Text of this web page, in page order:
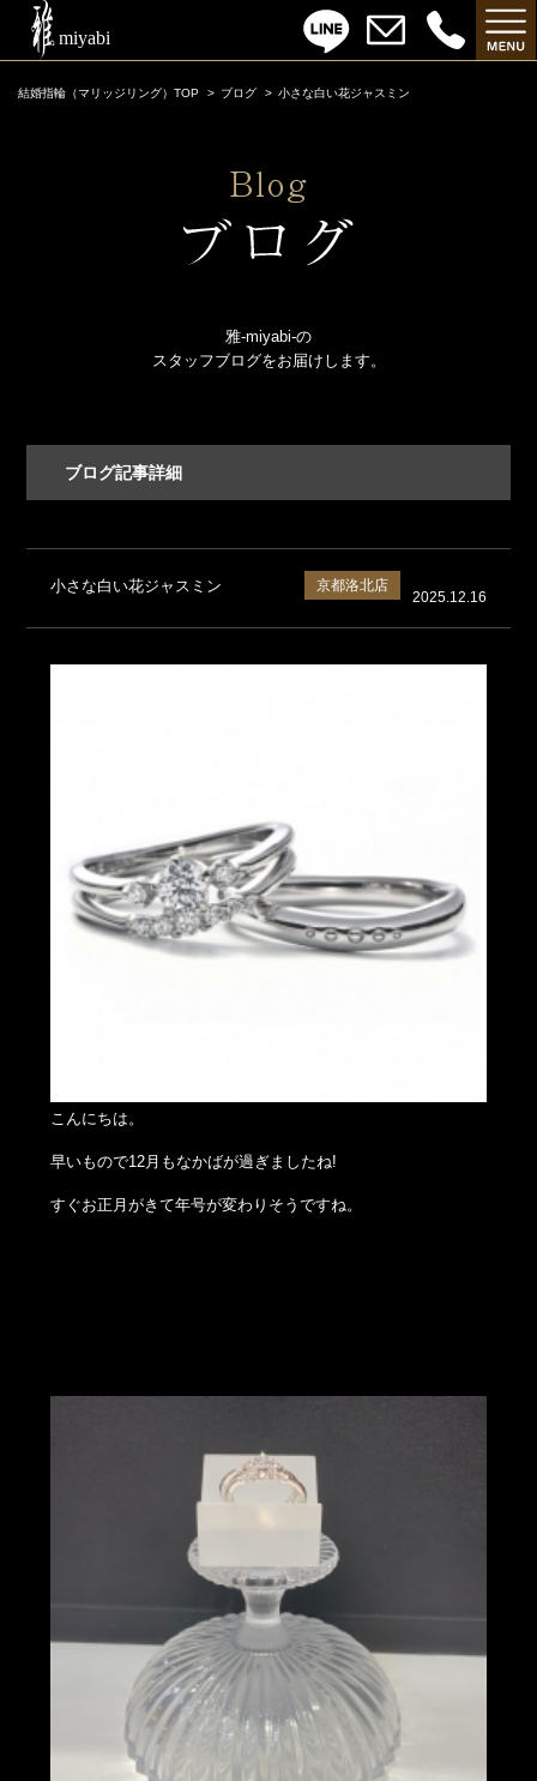
結婚指輪（マリッジリング）TOP ブログ 小さな白い花ジャスミン
雅-miyabi-の
スタッフブログをお届けします。
ブログ記事詳細
小さな白い花ジャスミン
2025.12.16
京都洛北店
こんにちは。
早いもので12月もなかばが過ぎましたね!
すぐお正月がきて年号が変わりそうですね。